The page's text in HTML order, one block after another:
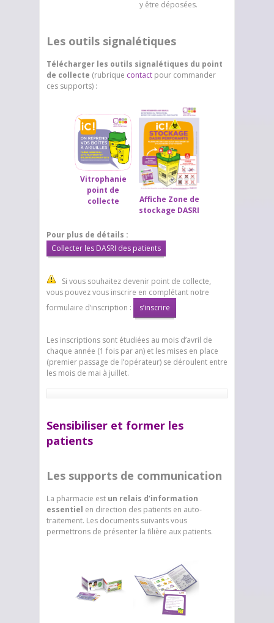
y être déposées.
Les outils signalétiques
Télécharger les outils signalétiques du point
de collecte (rubrique contact pour commander
ces supports) :
Vitrophanie
point de
collecte
Affiche Zone de
stockage DASRI
Pour plus de détails :
Collecter les DASRI des patients
Si vous souhaitez devenir point de collecte,
vous pouvez vous inscrire en complétant notre
formulaire d’inscription :
s’inscrire
Les inscriptions sont étudiées au mois d’avril de
chaque année (1 fois par an) et les mises en place
(premier passage de l’opérateur) se déroulent entre
les mois de mai à juillet.
Sensibiliser et former les
patients
Les supports de communication
La pharmacie est un relais d’information
essentiel en direction des patients en auto-
traitement. Les documents suivants vous
permettrons de présenter la filière aux patients.